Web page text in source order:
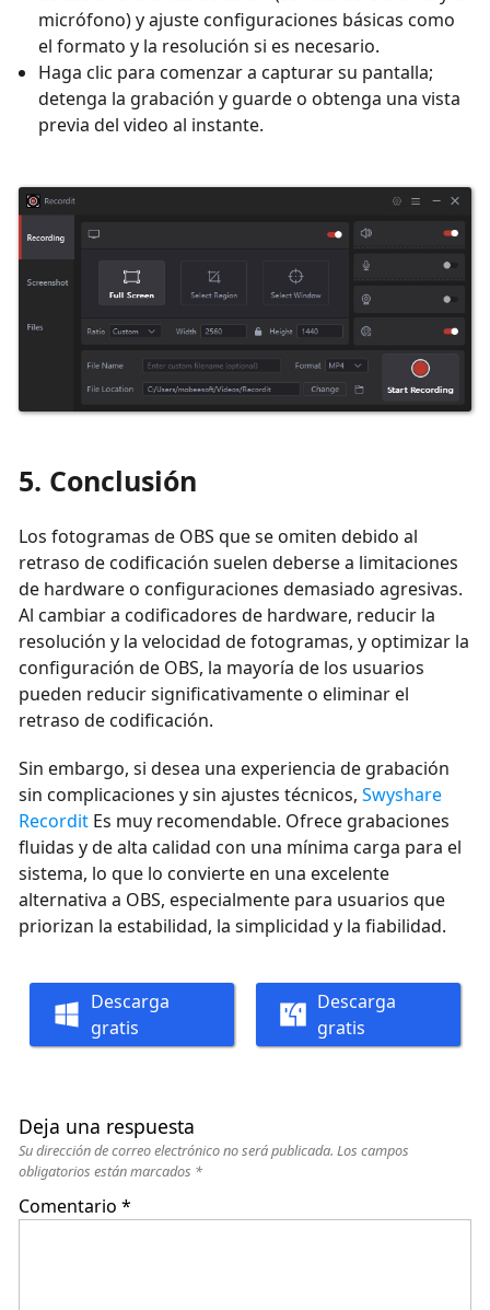
micrófono) y ajuste configuraciones básicas como
el formato y la resolución si es necesario.
Haga clic para comenzar a capturar su pantalla;
detenga la grabación y guarde o obtenga una vista
previa del video al instante.
5. Conclusión
Los fotogramas de OBS que se omiten debido al
retraso de codificación suelen deberse a limitaciones
de hardware o configuraciones demasiado agresivas.
Al cambiar a codificadores de hardware, reducir la
resolución y la velocidad de fotogramas, y optimizar la
configuración de OBS, la mayoría de los usuarios
pueden reducir significativamente o eliminar el
retraso de codificación.
Sin embargo, si desea una experiencia de grabación
sin complicaciones y sin ajustes técnicos, Swyshare
Recordit Es muy recomendable. Ofrece grabaciones
fluidas y de alta calidad con una mínima carga para el
sistema, lo que lo convierte en una excelente
alternativa a OBS, especialmente para usuarios que
priorizan la estabilidad, la simplicidad y la fiabilidad.
Descarga
gratis
Descarga
gratis
Deja una respuesta
Su dirección de correo electrónico no será publicada. Los campos
obligatorios están marcados *
Comentario *